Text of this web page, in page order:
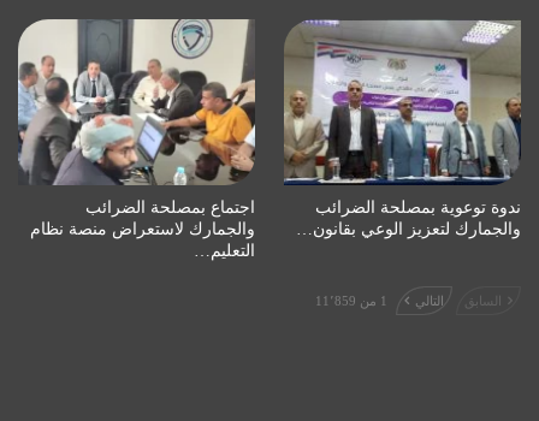
ندوة توعوية بمصلحة الضرائب
والجمارك لتعزيز الوعي بقانون…
اجتماع بمصلحة الضرائب
والجمارك لاستعراض منصة نظام
التعليم…
السابق التالي 1 من 11٬859